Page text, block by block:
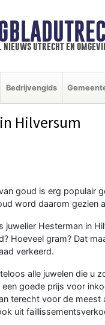
utrecht en
Bedrijvengids
in Hilversum
goud is erg populair
word daarom gezien
juwelier Hesterman in
Hoeveel gram? Dat
verkeerd.
alle juwelen die u
een goede prijs voor
terecht voor de
uit